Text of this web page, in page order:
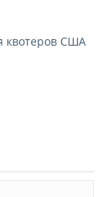
квотеров США